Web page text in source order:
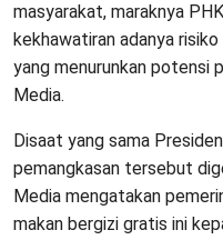
masyarakat, maraknya
kekhawatiran adanya
yang menurunkan potensi
Media.
Disaat yang sama
pemangkasan tersebut
Media mengatakan
makan bergizi gratis ini